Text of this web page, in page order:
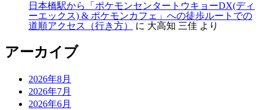
日本橋駅から「ポケモンセンタートウキョーDX(ディ
ーエックス) & ポケモンカフェ」への徒歩ルートでの
道順アクセス（行き方）
に 大高知 三佳 より
アーカイブ
2026年8月
2026年7月
2026年6月